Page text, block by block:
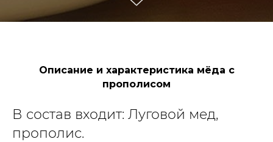
Описание и характеристика мёда с
прополисом
В состав входит: Луговой мед,
прополис.